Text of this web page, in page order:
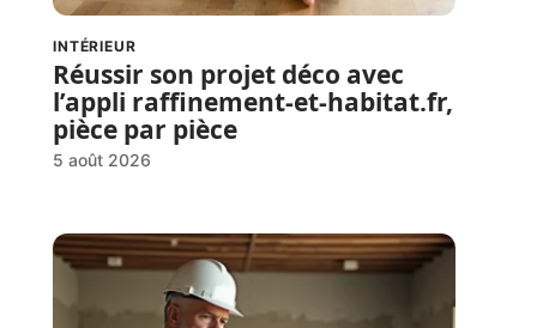
INTÉRIEUR
Réussir son projet déco avec
l’appli raffinement-et-habitat.fr,
pièce par pièce
5 août 2026